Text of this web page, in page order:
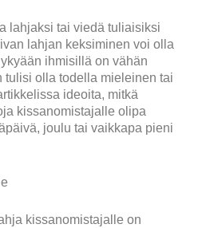
lahjaksi tai viedä tuliaisiksi
lahjan keksiminen voi olla
ihmisillä on vähän
tulisi olla todella mieleinen tai
ideoita, mitkä
kissanomistajalle olipa
joulu tai vaikkapa pieni
kissanomistajalle on